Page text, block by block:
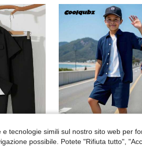
0.13€
e tecnologie simili sul nostro sito web per
possibile. Potete "Rifiuta tutto",